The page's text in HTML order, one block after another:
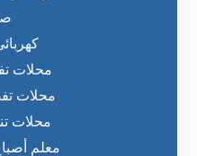
محلات
محلات
محلات
معلم